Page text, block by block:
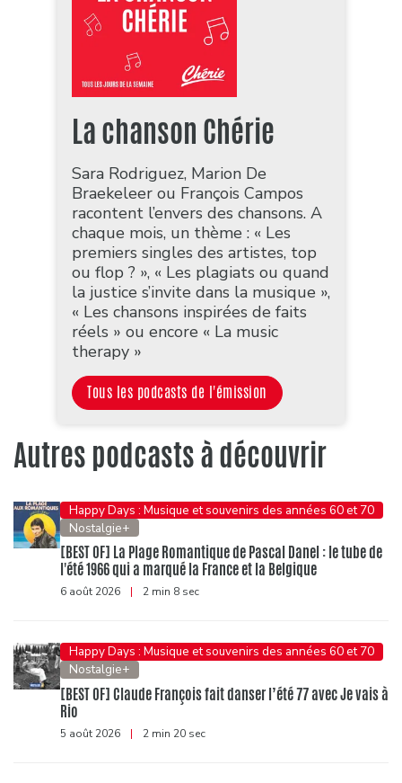
La chanson Chérie
Sara Rodriguez, Marion De
Braekeleer ou François Campos
racontent l’envers des chansons. A
chaque mois, un thème : « Les
premiers singles des artistes, top
ou flop ? », « Les plagiats ou quand
la justice s’invite dans la musique »,
« Les chansons inspirées de faits
réels » ou encore « La music
therapy »
Tous les podcasts de l'émission
Autres podcasts à découvrir
Happy Days : Musique et souvenirs des années 60 et 70
Nostalgie+
[BEST OF] La Plage Romantique de Pascal Danel : le tube de
l'été 1966 qui a marqué la France et la Belgique
6 août 2026 | 2 min 8 sec
Happy Days : Musique et souvenirs des années 60 et 70
Nostalgie+
[BEST OF] Claude François fait danser l’été 77 avec Je vais à
Rio
5 août 2026 | 2 min 20 sec